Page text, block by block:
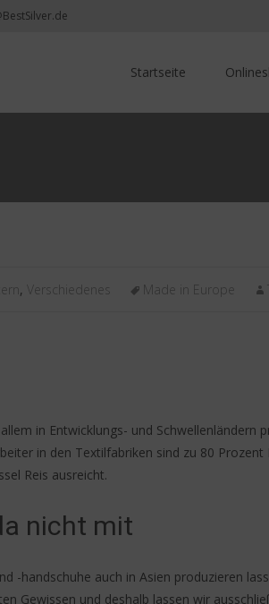
Startseite
, Verschiedenes Made in Europe
in Entwicklungs- und Schwellenländern
in den Textilfabriken sind zu 80
Reis ausreicht.
nicht mit
-handschuhe auch in Asien produzieren
Gewissen und deshalb lassen wir